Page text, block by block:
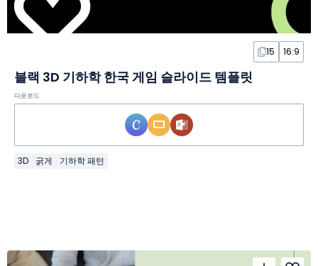
15 16:9
블랙 3D 기하학 한국 게임 슬라이드 템플릿
다운로드
3D 굵게 기하학 패턴